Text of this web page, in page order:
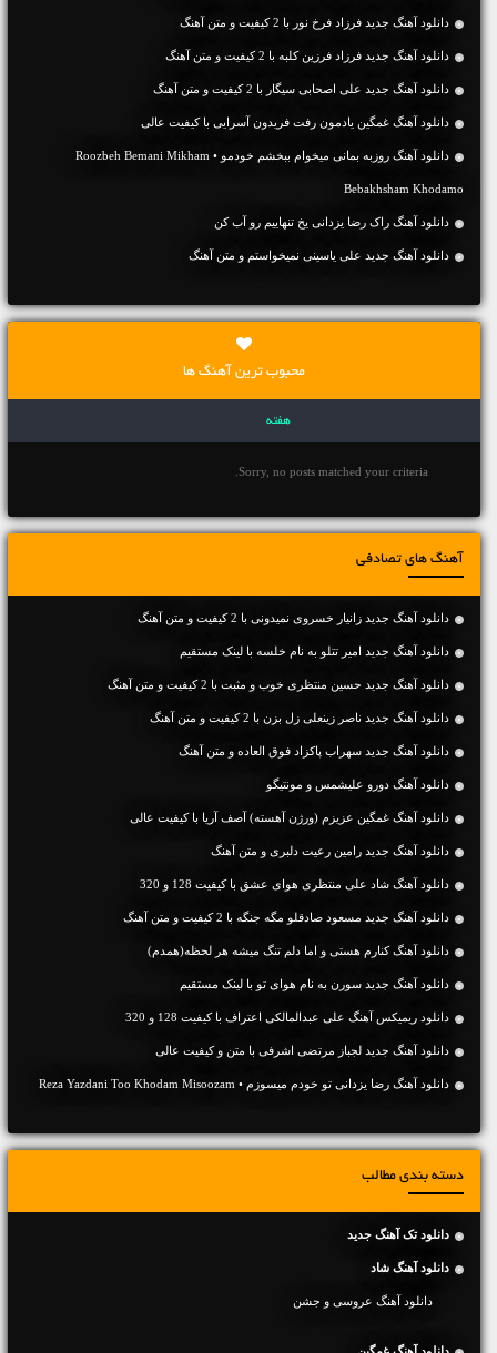
دانلود آهنگ جديد فرزاد فرخ نور با 2 کیفیت و متن آهنگ
دانلود آهنگ جديد فرزاد فرزین کلبه با 2 کیفیت و متن آهنگ
دانلود آهنگ جديد علی اصحابی سیگار با 2 کیفیت و متن آهنگ
دانلود آهنگ غمگین یادمون رفت فریدون آسرایی با کیفیت عالی
دانلود آهنگ روزبه بمانی میخوام ببخشم خودمو • Roozbeh Bemani Mikham
Bebakhsham Khodamo
دانلود آهنگ راک رضا یزدانی یخ تنهاییم رو آب کن
دانلود آهنگ جديد علی یاسینی نمیخواستم و متن آهنگ
محبوب ترین آهنگ ها
هفته
Sorry, no posts matched your criteria.
آهنگ های تصادفی
دانلود آهنگ جديد زانیار خسروی نمیدونی با 2 کیفیت و متن آهنگ
دانلود آهنگ جديد امیر تتلو به نام خلسه با لینک مستقیم
دانلود آهنگ جديد حسین منتظری خوب و مثبت با 2 کیفیت و متن آهنگ
دانلود آهنگ جديد ناصر زینعلی زل بزن با 2 کیفیت و متن آهنگ
دانلود آهنگ جديد سهراب پاکزاد فوق العاده و متن آهنگ
دانلود آهنگ دورو علیشمس و مونتیگو
دانلود آهنگ غمگین عزیزم (ورژن آهسته) آصف آریا با کیفیت عالی
دانلود آهنگ جديد رامین رعیت دلبری و متن آهنگ
دانلود آهنگ شاد علی منتظری هوای عشق با کیفیت 128 و 320
دانلود آهنگ جديد مسعود صادقلو مگه جنگه با 2 کیفیت و متن آهنگ
دانلود آهنگ کنارم هستی و اما دلم تنگ میشه هر لحظه(همدم)
دانلود آهنگ جديد سورن به نام هوای تو با لینک مستقیم
دانلود ریمیکس آهنگ علی عبدالمالکی اعتراف با کیفیت 128 و 320
دانلود آهنگ جديد لجباز مرتضی اشرفی با متن و کیفیت عالی
دانلود آهنگ رضا یزدانی تو خودم میسوزم • Reza Yazdani Too Khodam Misoozam
دسته بندی مطالب
دانلود تک آهنگ جدید
دانلود آهنگ شاد
دانلود آهنگ عروسی و جشن